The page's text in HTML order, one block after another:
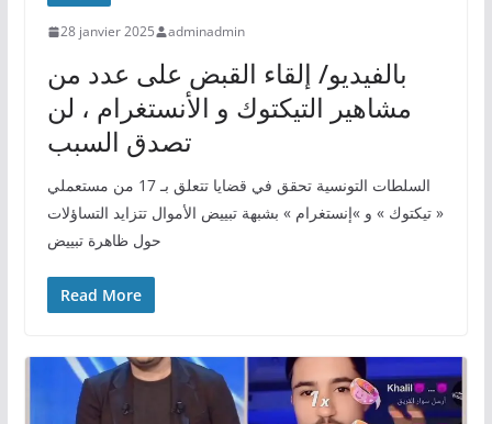
28 janvier 2025 adminadmin
بالفيديو/ إلقاء القبض على عدد من
مشاهير التيكتوك و الأنستغرام ، لن
تصدق السبب
السلطات التونسية تحقق في قضايا تتعلق بـ 17 من مستعملي
« تيكتوك » و »إنستغرام » بشبهة تبييض الأموال تتزايد التساؤلات
حول ظاهرة تبييض
Read More